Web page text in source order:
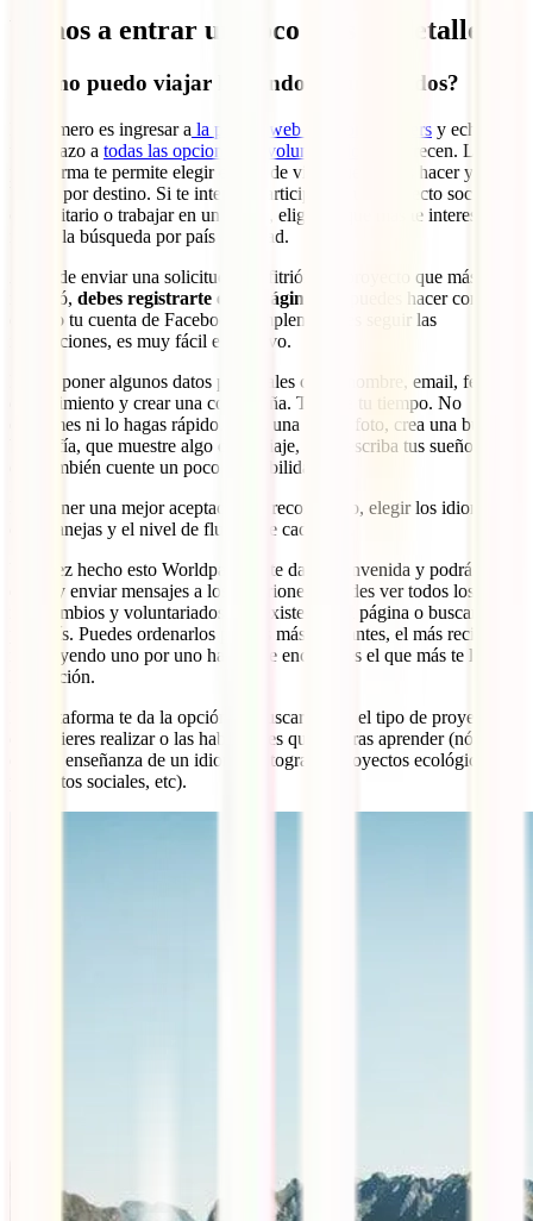
Vamos a entrar un poco más en detalle:
¿Cómo puedo viajar haciendo voluntariados?
Lo primero es ingresar a la página web de Wordlpackers y echarle
un vistazo a todas las opciones de voluntariado
que ofrecen. La
plataforma te permite elegir el tipo de viaje que deseas hacer y
buscar por destino. Si te interesa participar en un proyecto social,
comunitario o trabajar en un hostal, eliges el que más te interese e
inicias la búsqueda por país o ciudad.
Antes de enviar una solicitud al anfitrión del proyecto que más te
interesó, debes registrarte en la página
. Lo puedes hacer con tu
email o tu cuenta de Facebook, simplemente es seguir las
instrucciones, es muy fácil e intuitivo.
Debes poner algunos datos personales como nombre, email, fecha
de nacimiento y crear una contraseña. Tómate tu tiempo. No
escatimes ni lo hagas rápido. Elige una buena foto, crea una buena
biografía, que muestre algo de tu viaje, que describa tus sueños y
que también cuente un poco tus habilidades.
Para tener una mejor aceptación te recomiendo, elegir los idiomas
que manejas y el nivel de fluidez de cada uno.
Una vez hecho esto Worldpackers te da la bienvenida y podrás
elegir y enviar mensajes a los anfitriones. Puedes ver todos los
intercambios y voluntariados que existen en la página o buscarlos
por país. Puedes ordenarlos por los más relevantes, el más reciente o
irlos leyendo uno por uno hasta que encuentres el que más te llame
la atención.
La plataforma te da la opción de buscar según el tipo de proyecto
que quieres realizar o las habilidades que quieras aprender (nómada
digital, enseñanza de un idioma, fotografía, proyectos ecológicos,
proyectos sociales, etc).